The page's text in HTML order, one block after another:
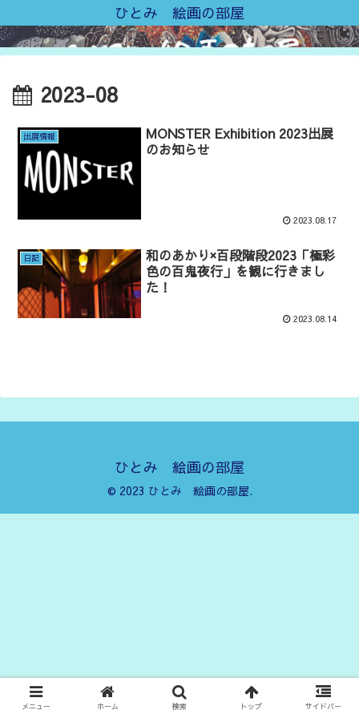
ひとみ 絵画の部屋
2023-08
出展情報
MONSTER Exhibition 2023出展
のお知らせ
2023.08.17
日記
和のあかり×百段階段2023「極彩
色の百鬼夜行」を観に行きまし
た！
2023.08.14
ひとみ 絵画の部屋
© 2023 ひとみ 絵画の部屋.
メニュー ホーム 検索 トップ サイドバー